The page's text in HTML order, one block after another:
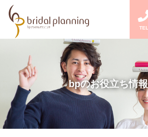
TEL
bpのお役立ち情報